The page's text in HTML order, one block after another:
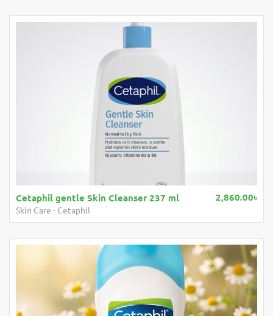
2,860.00৳
Cetaphil gentle Skin Cleanser 237 ml
Skin Care - Cetaphil